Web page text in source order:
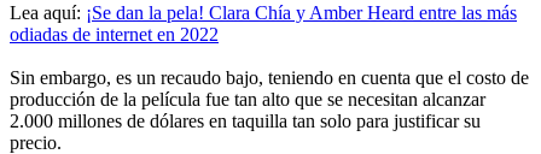
Lea aquí: ¡Se dan la pela! Clara Chía y Amber Heard entre las más
odiadas de internet en 2022
Sin embargo, es un recaudo bajo, teniendo en cuenta que el costo de
producción de la película fue tan alto que se necesitan alcanzar
2.000 millones de dólares en taquilla tan solo para justificar su
precio.